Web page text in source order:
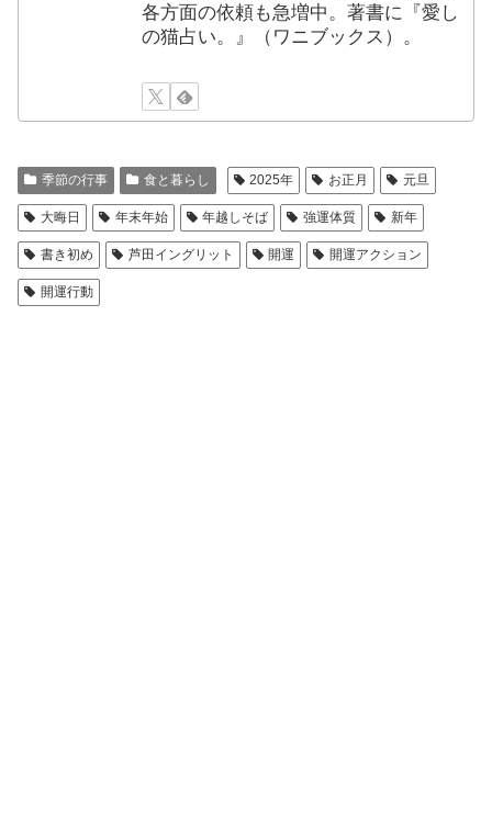
各方面の依頼も急増中。著書に『愛し
の猫占い。』（ワニブックス）。
季節の行事 食と暮らし 2025年 お正月 元旦
大晦日 年末年始 年越しそば 強運体質 新年
書き初め 芦田イングリット 開運 開運アクション
開運行動